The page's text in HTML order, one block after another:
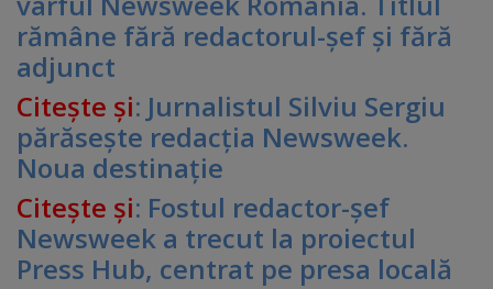
rămâne fără redactorul-şef şi fără
adjunct
Citeşte şi: Jurnalistul Silviu Sergiu
părăseşte redacţia Newsweek.
Noua destinaţie
Citeşte şi: Fostul redactor-şef
Newsweek a trecut la proiectul
Press Hub, centrat pe presa locală